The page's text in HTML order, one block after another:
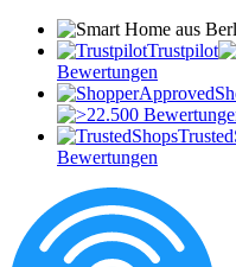
Trustpilot
Bewertungen
Bewertungen